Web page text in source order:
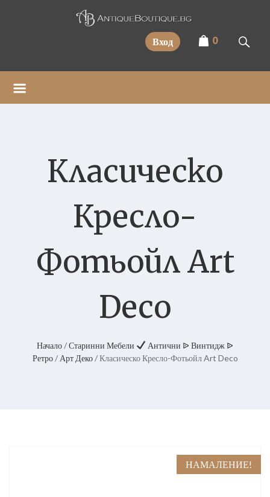
Вход 0
Класическо
Кресло-
Фотьойл Art
Deco
Начало/Старинни Мебели
Антични ᐉ Винтидж ᐉ
Ретро/ Арт Деко/ Класическо Кресло-Фотьойл Art Deco
НАМАЛЕНИЕ!